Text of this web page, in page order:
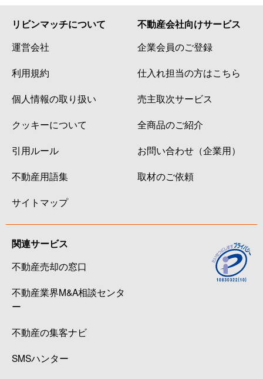
リビンマッチについて
運営会社
利用規約
個人情報の取り扱い
クッキーについて
引用ルール
不動産用語集
サイトマップ
不動産会社向けサービス
企業会員のご登録
仕入れ担当の方はこちら
売主取次サービス
全商品のご紹介
お問い合わせ（企業用）
取材のご依頼
関連サービス
不動産売却の窓口
不動産業界M&A相談センタ
ー
不動産の集客ナビ
SMSハンター